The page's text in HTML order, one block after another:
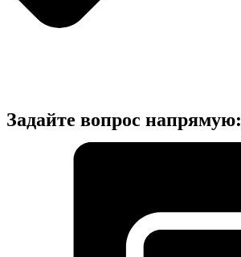
Задайте вопрос напрямую: